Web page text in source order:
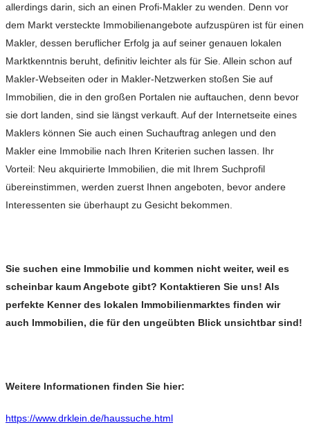
allerdings darin, sich an einen Profi-Makler zu wenden. Denn vor
dem Markt versteckte Immobilienangebote aufzuspüren ist für einen
Makler, dessen beruflicher Erfolg ja auf seiner genauen lokalen
Marktkenntnis beruht, definitiv leichter als für Sie. Allein schon auf
Makler-Webseiten oder in Makler-Netzwerken stoßen Sie auf
Immobilien, die in den großen Portalen nie auftauchen, denn bevor
sie dort landen, sind sie längst verkauft. Auf der Internetseite eines
Maklers können Sie auch einen Suchauftrag anlegen und den
Makler eine Immobilie nach Ihren Kriterien suchen lassen. Ihr
Vorteil: Neu akquirierte Immobilien, die mit Ihrem Suchprofil
übereinstimmen, werden zuerst Ihnen angeboten, bevor andere
Interessenten sie überhaupt zu Gesicht bekommen.
Sie suchen eine Immobilie und kommen nicht weiter, weil es
scheinbar kaum Angebote gibt? Kontaktieren Sie uns! Als
perfekte Kenner des lokalen Immobilienmarktes finden wir
auch Immobilien, die für den ungeübten Blick unsichtbar sind!
Weitere Informationen finden Sie hier:
https://www.drklein.de/haussuche.html